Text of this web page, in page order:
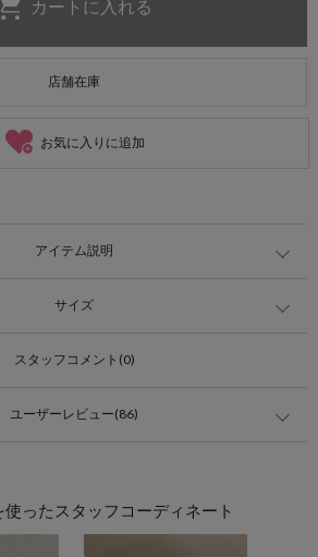
店舗在庫
お気に入りに追加
アイテム説明
サイズ
スタッフコメント(0)
ユーザーレビュー(86)
使ったスタッフコーディネート